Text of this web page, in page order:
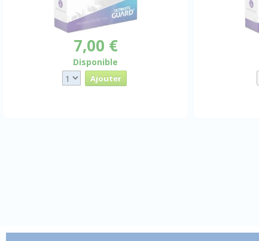
7,00 €
Disponible